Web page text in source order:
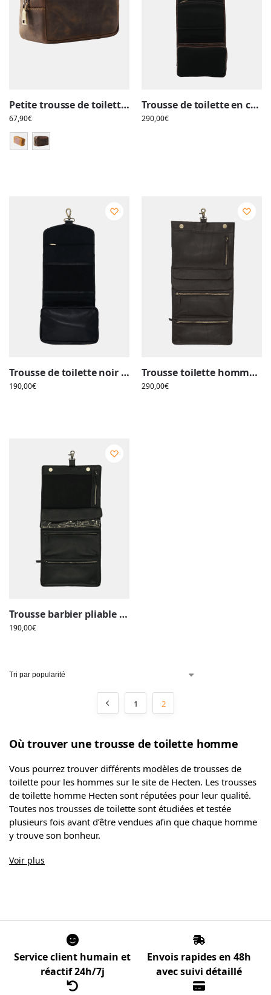
Petite trousse de toilette en cuir, simple compartiment et pochette avant
67,90€
Trousse de toilette en cuir, à suspendre, avec compartiments, bandes garde accessoire, voyageurs
290,00€
Trousse de toilette noir en cuir homme à suspendre avec compartiments
190,00€
Trousse toilette homme vintage cuir pliable
290,00€
Trousse barbier pliable à suspendre
190,00€
1 2
Où trouver une trousse de toilette homme
Vous pourrez trouver différents modèles de trousses de
toilette pour les hommes sur le site de Hecten. Les trousses
de toilette homme Hecten sont réputées pour leur qualité.
Toutes nos trousses de toilette sont étudiées et testée
plusieurs fois avant d’être vendues afin que chaque homme
y trouve son bonheur.
Voir plus
Service client humain et
réactif 24h/7j
Envois rapides en 48h
avec suivi détaillé